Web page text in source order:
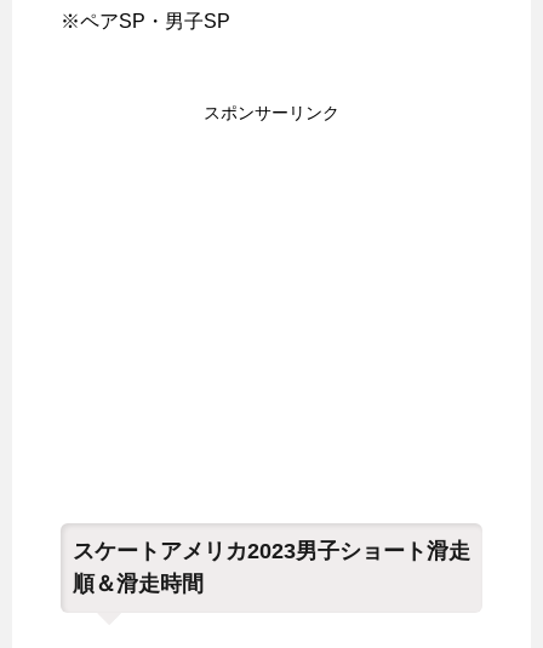
※ペアSP・男子SP
スポンサーリンク
スケートアメリカ2023男子ショート滑走
順＆滑走時間